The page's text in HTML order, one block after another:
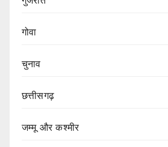
गोवा
चुनाव
छत्तीसगढ़
जम्मू और कश्मीर